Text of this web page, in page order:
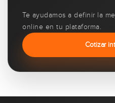
Te ayudamos a definir la
online en tu plataforma.
Cotizar